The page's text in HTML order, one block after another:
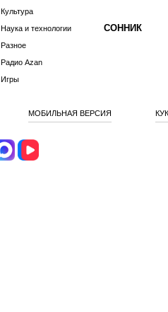
Культура
Наука и технологии
Разное
Радио Azan
Игры
СОННИК
МОБИЛЬНАЯ ВЕРСИЯ